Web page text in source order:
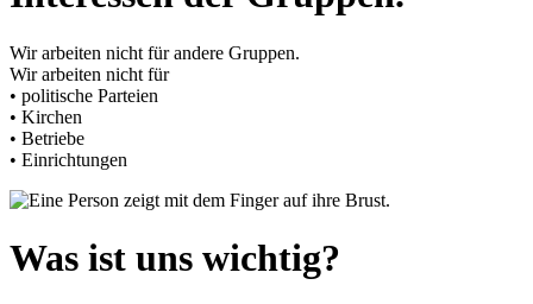
Wir arbeiten nicht für andere Gruppen.
Wir arbeiten nicht für
• politische Parteien
• Kirchen
• Betriebe
• Einrichtungen
Was ist uns wichtig?